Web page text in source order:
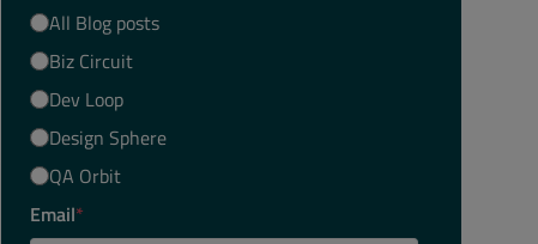
All Blog posts
Biz Circuit
Dev Loop
Design Sphere
QA Orbit
Email*